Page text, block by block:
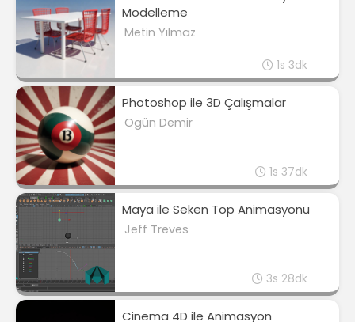
Modelleme
Metin Yılmaz
1s 3dk
Photoshop ile 3D Çalışmalar
Ogün Demir
1s 37dk
Maya ile Seken Top Animasyonu
Jeff Treves
3s 28dk
Cinema 4D ile Animasyon